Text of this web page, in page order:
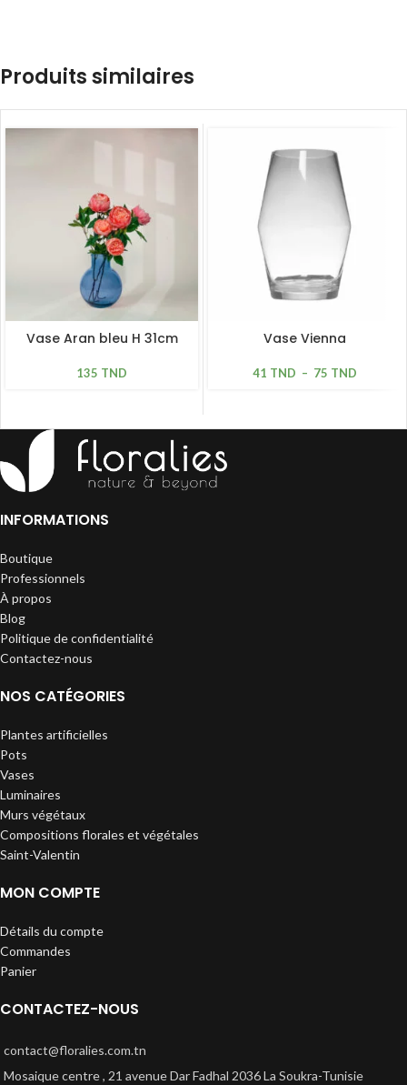
Produits similaires
Vase Aran bleu H 31cm
135 TND
Vase Vienna
41 TND – 75 TND
INFORMATIONS
Boutique
Professionnels
À propos
Blog
Politique de confidentialité
Contactez-nous
NOS CATÉGORIES
Plantes artificielles
Pots
Vases
Luminaires
Murs végétaux
Compositions florales et végétales
Saint-Valentin
MON COMPTE
Détails du compte
Commandes
Panier
CONTACTEZ-NOUS
contact@floralies.com.tn
Mosaique centre , 21 avenue Dar Fadhal 2036 La Soukra-Tunisie